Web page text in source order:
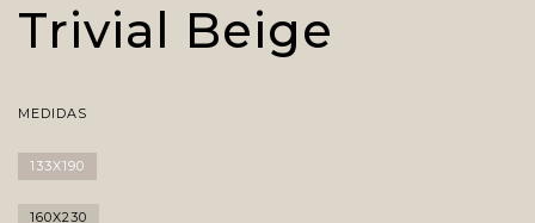
Trivial Beige
MEDIDAS
133X190
160X230